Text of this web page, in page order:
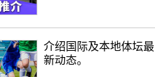
介绍国际及本地体坛最
新动态。